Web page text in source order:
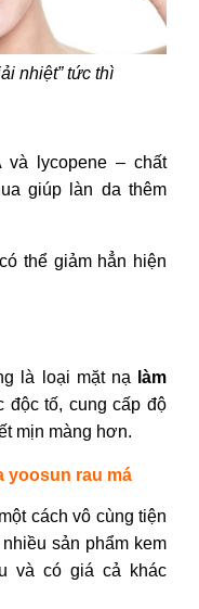
nhiệt” tức thì
lycopene – chất
giúp làn da thêm
thể giảm hẳn hiện
là loại mặt nạ
làm
độc tố, cung cấp độ
mịn màng hơn.
yoosun rau má
cách vô cùng tiện
sản phẩm kem
và có giá cả khác